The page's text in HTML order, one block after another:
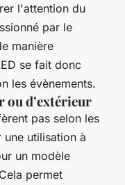
l'attention du
par le
manière
se fait donc
les évènements.
ou d’extérieur
pas selon les
utilisation à
un modèle
permet